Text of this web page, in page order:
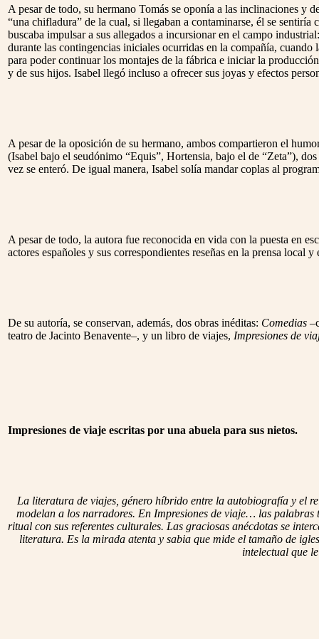
A pesar de todo, su hermano Tomás se oponía a las inclinaciones y
“una chifladura” de la cual, si llegaban a contaminarse, él se
buscaba impulsar a sus allegados a incursionar en el campo
durante las contingencias iniciales ocurridas en la compañía,
para poder continuar los montajes de la fábrica e iniciar la
y de sus hijos. Isabel llegó incluso a ofrecer sus joyas y efectos
A pesar de la oposición de su hermano, ambos compartieron el
(Isabel bajo el seudónimo “Equis”, Hortensia, bajo el de “Zeta”),
vez se enteró. De igual manera, Isabel solía mandar coplas al
A pesar de todo, la autora fue reconocida en vida con la puesta en
actores españoles y sus correspondientes reseñas en la prensa local
De su autoría, se conservan, además, dos obras inéditas: Comedias
teatro de Jacinto Benavente–, y un libro de viajes, Impresiones de
Impresiones de viaje escritas por una abuela para sus nietos.
La literatura de viajes, género híbrido entre la autobiografía y el
modelan a los narradores. En Impresiones de viaje… las
ritual con sus referentes culturales. Las graciosas anécdotas se
literatura. Es la mirada atenta y sabia que mide el tamaño de
intelectual que